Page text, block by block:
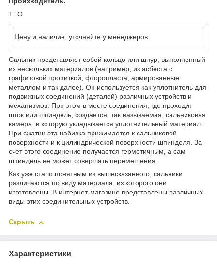
TTO
Цену и наличие, уточняйте у менеджеров
Сальник представляет собой кольцо или шнур, выполненный
из нескольких материалов (например, из асбеста с
графитовой пропиткой, фторопласта, армированные
металлом и так далее). Он используется как уплотнитель для
подвижных соединений (деталей) различных устройств и
механизмов. При этом в месте соединения, где проходит
шток или шпиндель, создается, так называемая, сальниковая
камера, в которую укладывается уплотнительный материал.
При сжатии эта набивка прижимается к сальниковой
поверхности и к цилиндрической поверхности шпинделя. За
счет этого соединение получается герметичным, а сам
шпиндель не может совершать перемещения.
Как уже стало понятным из вышесказанного, сальники
различаются по виду материала, из которого они
изготовлены. В интернет-магазине представлены различных
виды этих соединительных устройств.
Скрыть
Характеристики